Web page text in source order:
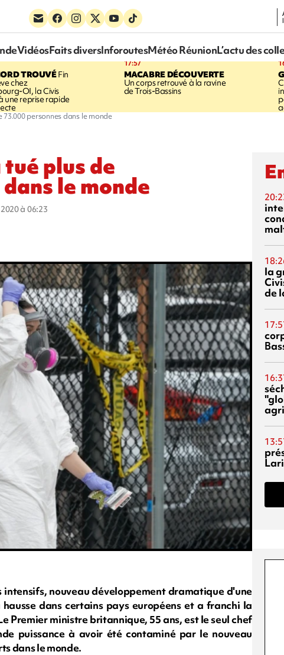
VidéosFaits diversInforoutesMétéo RéunionL’actu des
TROUVÉFin
chez
OI, la Civis
une reprise rapide
17:57
MACABRE DÉCOUVERTE
Un corps retrouvé à la ravine
de Trois-Bassins
personnes dans le monde
plus de
le monde
à 06:23
intensifs, nouveau développement dramatique d'une
dans certains pays européens et a franchi la
Premier ministre britannique, 55 ans, est le seul chef
puissance à avoir été contaminé par le nouveau
dans le monde.
la
de